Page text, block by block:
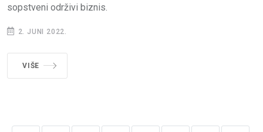
sopstveni održivi biznis.
2. JUNI 2022.
VIŠE